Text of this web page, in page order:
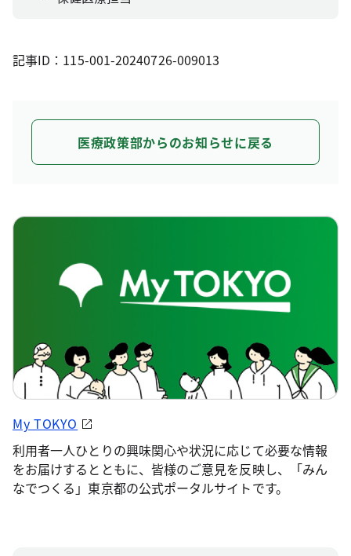
記事ID：115-001-20240726-009013
医療政策部からのお知らせに戻る
My TOKYO
利用者一人ひとりの興味関心や状況に応じて必要な情報
をお届けするとともに、皆様のご意見を反映し、「みん
なでつくる」東京都の公式ポータルサイトです。